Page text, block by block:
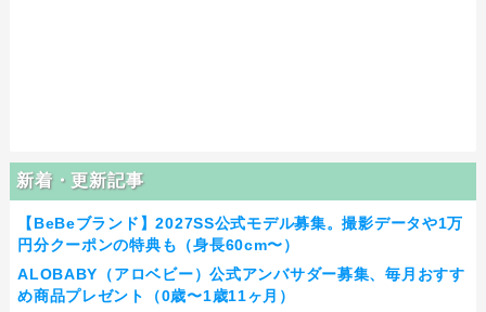
新着・更新記事
【BeBeブランド】2027SS公式モデル募集。撮影データや1万
円分クーポンの特典も（身長60cm〜）
ALOBABY（アロベビー）公式アンバサダー募集、毎月おすす
め商品プレゼント（0歳〜1歳11ヶ月）